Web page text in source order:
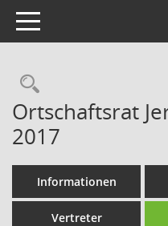
Toggle navigation
Ortschaftsrat
2017
Informationen
Vertreter